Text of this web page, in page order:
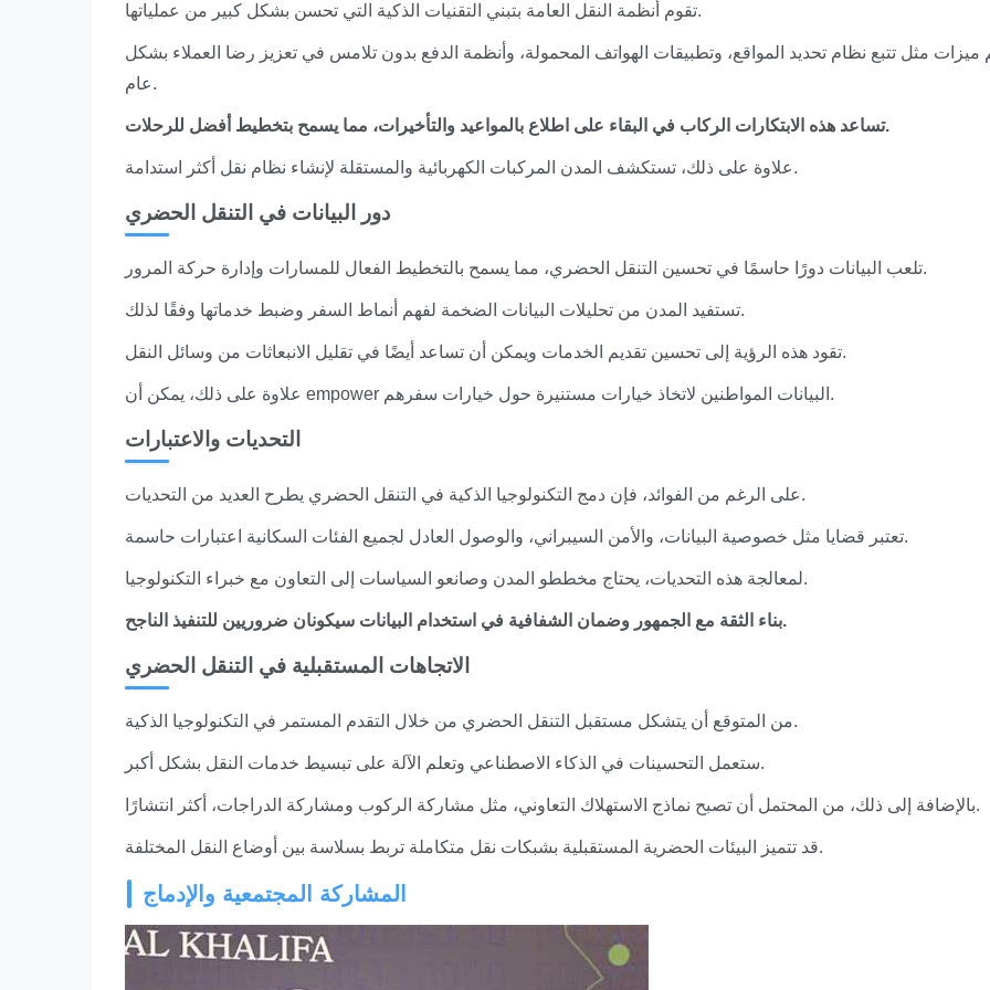
تقوم أنظمة النقل العامة بتبني التقنيات الذكية التي تحسن بشكل كبير من عملياتها.
ميزات مثل تتبع نظام تحديد المواقع، وتطبيقات الهواتف المحمولة، وأنظمة الدفع بدون تلامس في تعزيز رضا العملاء بشكل
عام.
تساعد هذه الابتكارات الركاب في البقاء على اطلاع بالمواعيد والتأخيرات، مما يسمح بتخطيط أفضل للرحلات.
علاوة على ذلك، تستكشف المدن المركبات الكهربائية والمستقلة لإنشاء نظام نقل أكثر استدامة.
دور البيانات في التنقل الحضري
تلعب البيانات دورًا حاسمًا في تحسين التنقل الحضري، مما يسمح بالتخطيط الفعال للمسارات وإدارة حركة المرور.
تستفيد المدن من تحليلات البيانات الضخمة لفهم أنماط السفر وضبط خدماتها وفقًا لذلك.
تقود هذه الرؤية إلى تحسين تقديم الخدمات ويمكن أن تساعد أيضًا في تقليل الانبعاثات من وسائل النقل.
علاوة على ذلك، يمكن أن empower البيانات المواطنين لاتخاذ خيارات مستنيرة حول خيارات سفرهم.
التحديات والاعتبارات
على الرغم من الفوائد، فإن دمج التكنولوجيا الذكية في التنقل الحضري يطرح العديد من التحديات.
تعتبر قضايا مثل خصوصية البيانات، والأمن السيبراني، والوصول العادل لجميع الفئات السكانية اعتبارات حاسمة.
لمعالجة هذه التحديات، يحتاج مخططو المدن وصانعو السياسات إلى التعاون مع خبراء التكنولوجيا.
بناء الثقة مع الجمهور وضمان الشفافية في استخدام البيانات سيكونان ضروريين للتنفيذ الناجح.
الاتجاهات المستقبلية في التنقل الحضري
من المتوقع أن يتشكل مستقبل التنقل الحضري من خلال التقدم المستمر في التكنولوجيا الذكية.
ستعمل التحسينات في الذكاء الاصطناعي وتعلم الآلة على تبسيط خدمات النقل بشكل أكبر.
بالإضافة إلى ذلك، من المحتمل أن تصبح نماذج الاستهلاك التعاوني، مثل مشاركة الركوب ومشاركة الدراجات، أكثر انتشارًا.
قد تتميز البيئات الحضرية المستقبلية بشبكات نقل متكاملة تربط بسلاسة بين أوضاع النقل المختلفة.
المشاركة المجتمعية والإدماج